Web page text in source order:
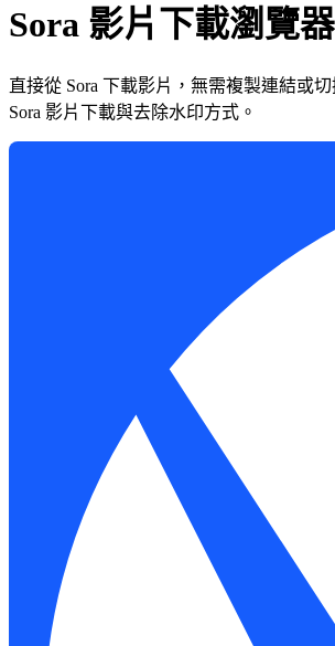
Sora 影片下載瀏覽
直接從 Sora 下載影片，無需複製連結或
Sora 影片下載與去除水印方式。